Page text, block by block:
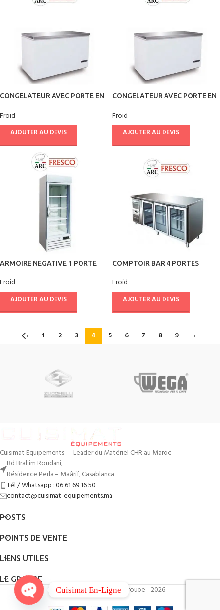
CONGELATEUR AVEC PORTE EN
Froid
AJOUTER AU DEVIS
CONGELATEUR AVEC PORTE EN
Froid
AJOUTER AU DEVIS
ARMOIRE NEGATIVE 1 PORTE
Froid
AJOUTER AU DEVIS
COMPTOIR BAR 4 PORTES
Froid
AJOUTER AU DEVIS
← 1 2 3 4 5 6 7 8 9 →
Cuisimat Équipements — Leader du Matériel CHR au Maroc
Bd Brahim Roudani,
Résidence Perla – Maârif, Casablanca
Tél / Whatsapp : 06 61 69 16 50
contact@cuisimat-equipements.ma
POSTS
POINTS DE VENTE
LIENS UTILES
LE GROUPE
ByQodWeb- Cuisimat Groupe - 2026
Cuisimat En-Ligne